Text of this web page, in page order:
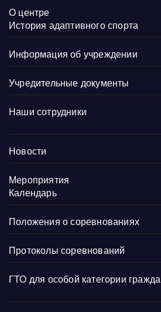
О центре
История адаптивного спорта
Информация об учреждении
Учредительные документы
Наши сотрудники
Новости
Мероприятия
Календарь
Положения о соревнованиях
Протоколы соревнований
ГТО для особой категории